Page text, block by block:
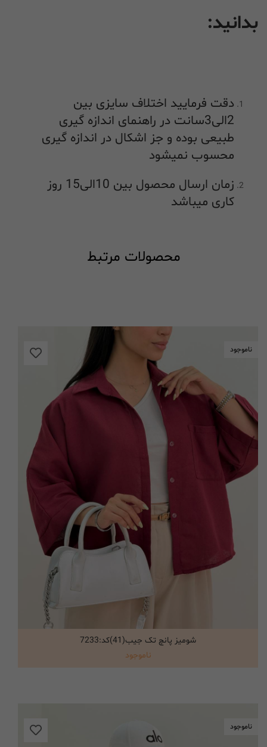
بدانید:
دقت فرمایید اختلاف سایزی بین
2الی3سانت در راهنمای اندازه گیری
طبیعی بوده و جز اشکال در اندازه گیری
محسوب نمیشود
زمان ارسال محصول بین 10الی15 روز
کاری میباشد
محصولات مرتبط
ناموجود
انتخاب گزینه ها
شومیز پانچ تک جیب(41)کد:7233
ناموجود
ناموجود